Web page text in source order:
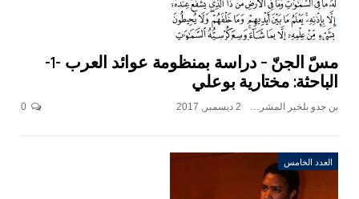
مسّ الجنّ – دراسة بمنظومة عوائد العرب -1-
الباحثة: مختارية بوعلي
بن جدو بلخير المشرف العام 2 ديسمبر, 2017
العدد الخامس